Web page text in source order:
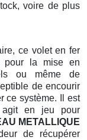
voire de plus
ce volet en fer
pour la mise en
ou même de
de encourir
ce système. Il est
agit en jeu pour
METALLIQUE
de récupérer